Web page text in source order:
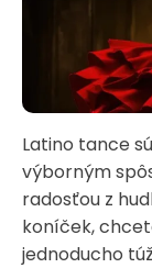
Latino tance
výborným
radosťou z
koníček,
jednoducho